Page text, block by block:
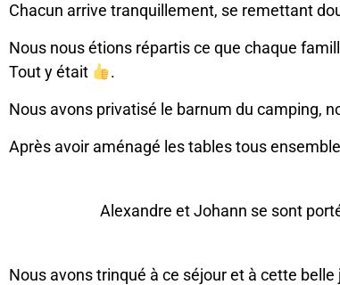
Chacun arrive tranquillement, se remettant
Nous nous étions répartis ce que chaque
Tout y était
.
Nous avons privatisé le barnum du camping,
Après avoir aménagé les tables tous
Alexandre et Johann se sont
Nous avons trinqué à ce séjour et à cette